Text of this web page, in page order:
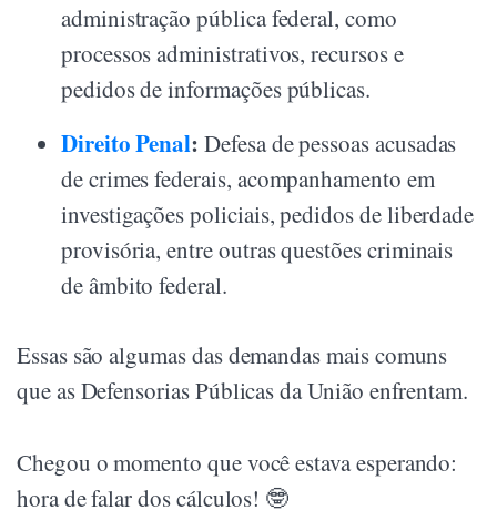
administração pública federal, como
processos administrativos, recursos e
pedidos de informações públicas.
Direito Penal: Defesa de pessoas acusadas
de crimes federais, acompanhamento em
investigações policiais, pedidos de liberdade
provisória, entre outras questões criminais
de âmbito federal.
Essas são algumas das demandas mais comuns
que as Defensorias Públicas da União enfrentam.
Chegou o momento que você estava esperando:
hora de falar dos cálculos! 🤓